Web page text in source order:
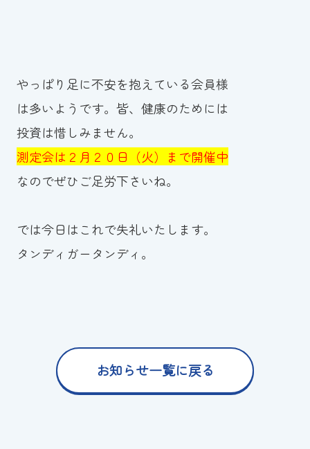
やっぱり足に不安を抱えている会員様
は多いようです。皆、健康のためには
投資は惜しみません。
測定会は２月２０日（火）まで開催中
なのでぜひご足労下さいね。
では今日はこれで失礼いたします。
タンディガータンディ。
お知らせ一覧に戻る